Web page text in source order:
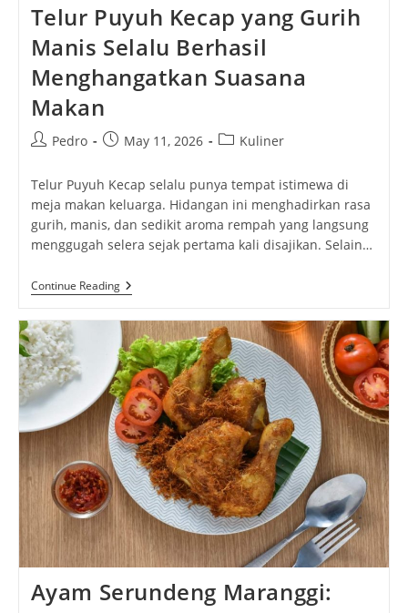
Telur Puyuh Kecap yang Gurih
Manis Selalu Berhasil
Menghangatkan Suasana
Makan
PostPedro
PostMay 11, 2026
PostKuliner
Telur Puyuh Kecap selalu punya tempat istimewa di
meja makan keluarga. Hidangan ini menghadirkan rasa
gurih, manis, dan sedikit aroma rempah yang langsung
menggugah selera sejak pertama kali disajikan. Selain…
Continue ReadingTelur
Puyuh
Yang
Gurih
Manis
Selalu
Berhasil
Menghangatkan
Suasana
Makan
Ayam Serundeng Maranggi: